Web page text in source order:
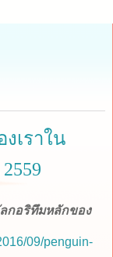
เราใน
กอริทึมหลักของ
09/penguin-